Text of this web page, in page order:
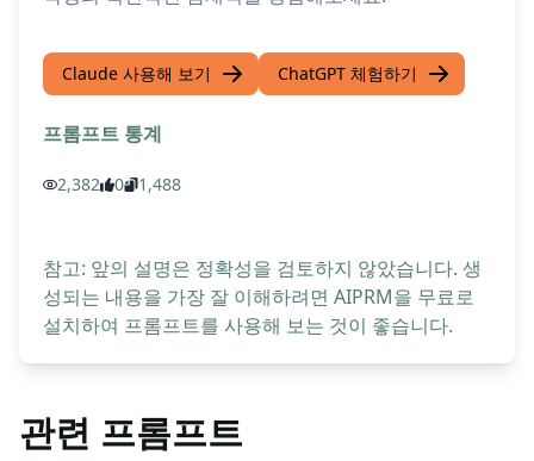
Claude 사용해 보기 ChatGPT 체험하기
프롬프트 통계
2,382 0 1,488
참고: 앞의 설명은 정확성을 검토하지 않았습니다. 생
성되는 내용을 가장 잘 이해하려면 AIPRM을 무료로
설치하여 프롬프트를 사용해 보는 것이 좋습니다.
관련 프롬프트